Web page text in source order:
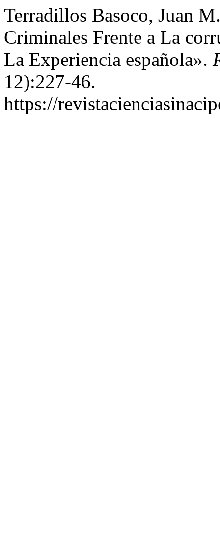
Terradillos Basoco, Juan
Criminales Frente a La
La Experiencia española».
12):227-46.
https://